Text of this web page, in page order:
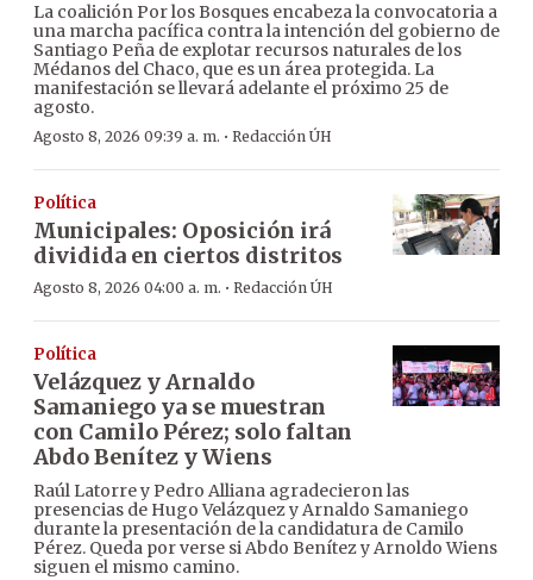
La coalición Por los Bosques encabeza la convocatoria a
una marcha pacífica contra la intención del gobierno de
Santiago Peña de explotar recursos naturales de los
Médanos del Chaco, que es un área protegida. La
manifestación se llevará adelante el próximo 25 de
agosto.
Agosto 8, 2026 09:39 a. m. · Redacción ÚH
Política
Municipales: Oposición irá
dividida en ciertos distritos
Agosto 8, 2026 04:00 a. m. · Redacción ÚH
Política
Velázquez y Arnaldo
Samaniego ya se muestran
con Camilo Pérez; solo faltan
Abdo Benítez y Wiens
Raúl Latorre y Pedro Alliana agradecieron las
presencias de Hugo Velázquez y Arnaldo Samaniego
durante la presentación de la candidatura de Camilo
Pérez. Queda por verse si Abdo Benítez y Arnoldo Wiens
siguen el mismo camino.